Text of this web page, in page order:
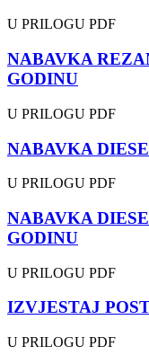
U PRILOGU PDF
NABAVKA
GODINU
U PRILOGU PDF
NABAVKA
U PRILOGU PDF
NABAVKA
GODINU
U PRILOGU PDF
IZVJESTAJ
U PRILOGU PDF